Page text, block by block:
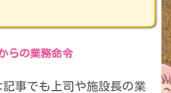
らの業務命令
記事でも上司や施設長の業